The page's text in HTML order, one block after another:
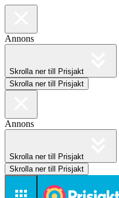
Annons
Skrolla ner till Prisjakt
Skrolla ner till Prisjakt
Annons
Skrolla ner till Prisjakt
Skrolla ner till Prisjakt